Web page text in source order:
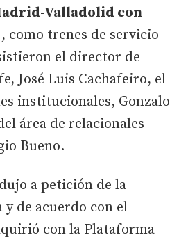
Valladolid con
, como trenes de servicio
el director de
José Luis Cachafeiro, el
institucionales, Gonzalo
área de relacionales
Bueno.
a petición de la
y de acuerdo con el
con la Plataforma